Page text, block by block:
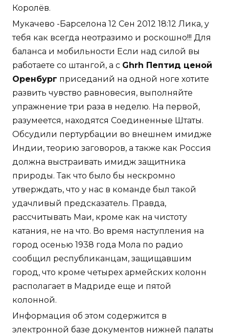
Королёв.
Мукачево -Барселона 12 Сен 2012 18:12 Лика, у
тебя как всегда неотразимо и роскошно!!! Для
баланса и мобильности Если над силой вы
работаете со штангой, а с Ghrh Пептид ценой
Оренбург приседаний на одной ноге хотите
развить чувство равновесия, выполняйте
упражнение три раза в неделю. На первой,
разумеется, находятся Соединенные Штаты.
Обсудили пертурбации во внешнем имидже
Индии, теорию заговоров, а также как Россия
должна выстраивать имидж защитника
природы. Так что было бы нескромно
утверждать, что у нас в команде был такой
удачливый предсказатель. Правда,
рассчитывать Маи, кроме как на чистоту
катания, не на что. Во время наступления на
город осенью 1938 года Мола по радио
сообщил республиканцам, защищавшим
город, что кроме четырех армейских колонн
располагает в Мадриде еще и пятой
колонной.
Информация об этом содержится в
электронной базе документов нижней палаты